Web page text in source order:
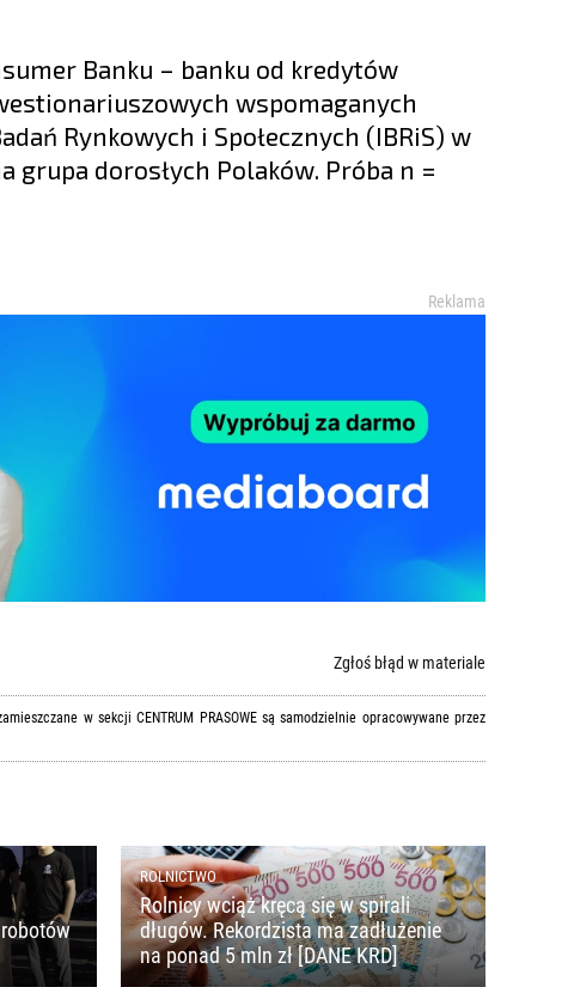
Banku – banku od kredytów
wspomaganych
Rynkowych i Społecznych (IBRiS) w
grupa dorosłych Polaków. Próba n =
Reklama
Zgłoś błąd w materiale
w sekcji CENTRUM PRASOWE są samodzielnie opracowywane przez
ROLNICTWO
Rolnicy wciąż kręcą się w spirali
długów. Rekordzista ma zadłużenie
na ponad 5 mln zł [DANE KRD]